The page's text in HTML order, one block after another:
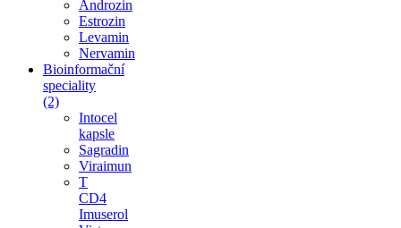
Androzin
Estrozin
Levamin
Nervamin
Bioinformační
speciality
(2)
Intocel
kapsle
Sagradin
Viraimun
T
CD4
Imuserol